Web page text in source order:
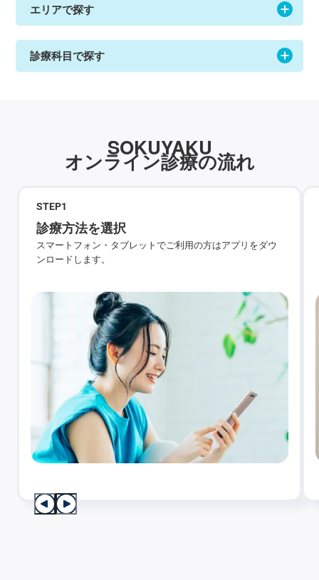
エリアで探す
診療科目で探す
SOKUYAKU
オンライン診療の流れ
STEP1
診療方法を選択
スマートフォン・タブレットでご利用の方はアプリをダウ
ンロードします。